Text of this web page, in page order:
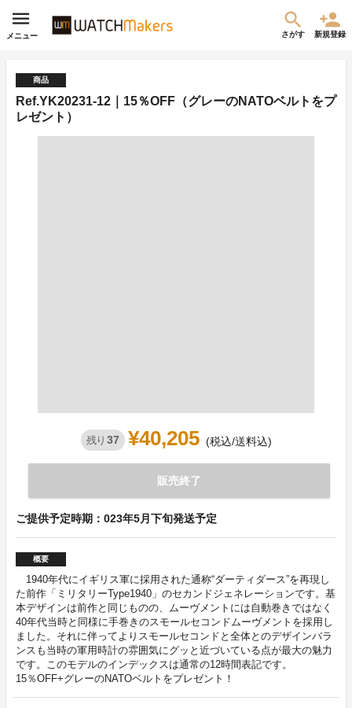
メニュー さがす 新規登録
商品
Ref.YK20231-12｜15％OFF（グレーのNATOベルトをプ
レゼント）
残り 37 ¥40,205 (税込/送料込)
販売終了
ご提供予定時期：023年5月下旬発送予定
概要
1940年代にイギリス軍に採用された通称“ダーティダース”を再現し
た前作「ミリタリーType1940」のセカンドジェネレーションです。基
本デザインは前作と同じものの、ムーヴメントには自動巻きではなく
40年代当時と同様に手巻きのスモールセコンドムーヴメントを採用し
ました。それに伴ってよりスモールセコンドと全体とのデザインバラ
ンスも当時の軍用時計の雰囲気にグッと近づいている点が最大の魅力
です。このモデルのインデックスは通常の12時間表記です。
15％OFF+グレーのNATOベルトをプレゼント！